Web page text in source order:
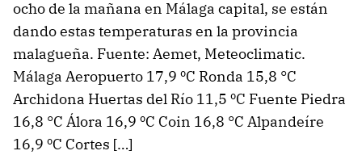
ocho de la mañana en Málaga capital, se están
dando estas temperaturas en la provincia
malagueña. Fuente: Aemet, Meteoclimatic.
Málaga Aeropuerto 17,9 ºC Ronda 15,8 °C
Archidona Huertas del Río 11,5 ºC Fuente Piedra
16,8 °C Álora 16,9 ºC Coin 16,8 °C Alpandeíre
16,9 ºC Cortes […]